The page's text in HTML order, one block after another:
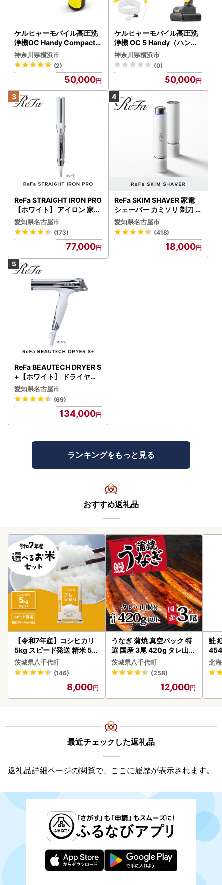
ケルヒャーモバイル高圧洗
浄機OC Handy Compact
（ハンディエア） APV000
7
神奈川県横浜市
(2)
50,000
ケルヒャーモバイル高圧洗
浄機 OC 5 Handy（ハンデ
ィジェット） APV0006
神奈川県横浜市
(0)
50,000
ReFa STRAIGHT IRON PRO
【ホワイト】 アイロン 家電
美容 リファ アイロン
愛知県名古屋市
(173)
77,000
ReFa SKIM SHAVER 家電
シェーバー カミソリ 剃刀
シェーバー
愛知県名古屋市
(418)
18,000
ReFa BEAUTECH DRYER S
+【ホワイト】 ドライヤー
美容 家電 ドライヤー リフ
ァ
愛知県名古屋市
(69)
134,000
ランキングをもっと見る
おすすめ返礼品
【令和7年産】コシヒカリ
5kg スピード発送 精米 5k
g x 1袋 白米 茨城県 八千代
町
茨城県八千代町
(146)
8,000
うなぎ 蒲焼 真空パック 特
選 国産 3尾 420g タレ山椒
付き うな重 ひつまぶし 訳
あり 茨城 ウナギ 鰻 個包装
人気 美味しい 小分け 八千
茨城県八千代町
(258)
12,000
鮭
454
北
最近チェックした返礼品
返礼品詳細ページの閲覧で、ここに履歴が表示されます。